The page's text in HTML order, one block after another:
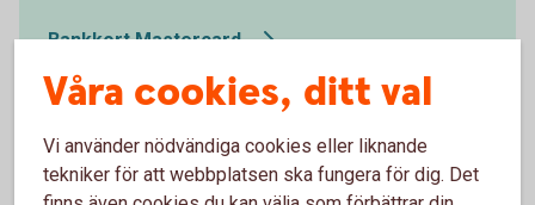
Bankkort Mastercard
Våra cookies, ditt val
Vi använder nödvändiga cookies eller liknande
tekniker för att webbplatsen ska fungera för dig. Det